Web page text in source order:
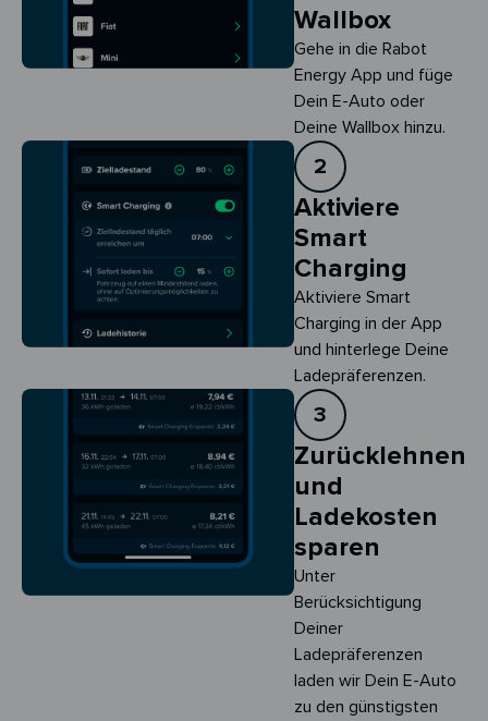
Wallbox
Gehe in die Rabot
Energy App und füge
Dein E-Auto oder
Deine Wallbox hinzu.
2
Aktiviere
Smart
Charging
Aktiviere Smart
Charging in der App
und hinterlege Deine
Ladepräferenzen.
3
Zurücklehnen
und
Ladekosten
sparen
Unter
Berücksichtigung
Deiner
Ladepräferenzen
laden wir Dein E-Auto
zu den günstigsten